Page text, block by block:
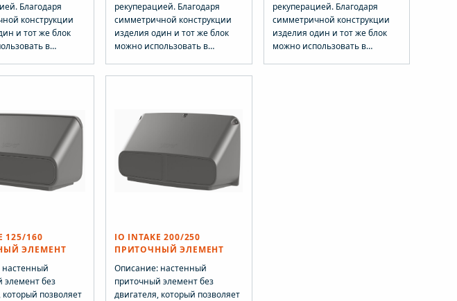
Благодаря
конструкции
и тот же блок
в
элемент,
набор крепежа и
инструкция.
рекуперацией. Благодаря
симметричной конструкции
изделия один и тот же блок
можно использовать в
мм. Комплект: VILPE IO
-настенный элемент,
переходник, набор крепежа и
монтажная инструкция.
рекуперацией. Благодаря
симметричной конструкции
изделия один и тот же блок
можно использовать в
125/160
ЭЛЕМЕНТ
элемент без
который позволяет
IO INTAKE 200/250
ПРИТОЧНЫЙ ЭЛЕМЕНТ
Описание: настенный
приточный элемент без
двигателя, который позволяет